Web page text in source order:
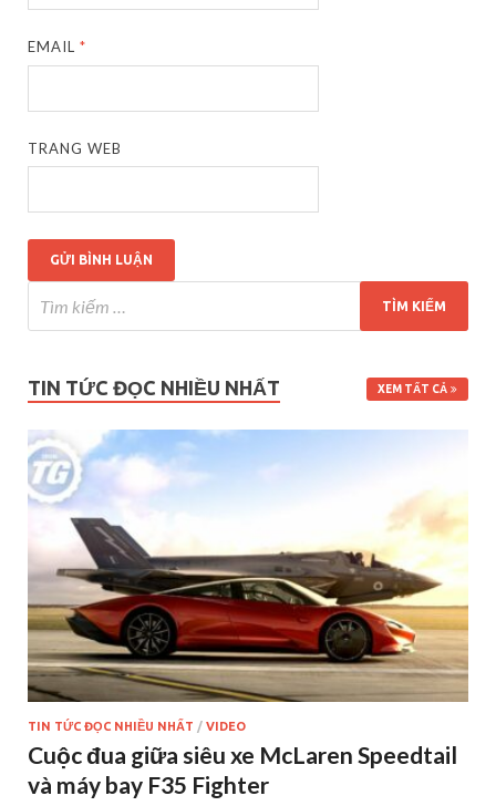
EMAIL*
TRANG WEB
TIN TỨC ĐỌC NHIỀU NHẤT XEM TẤT CẢ
TIN TỨC ĐỌC NHIỀU NHẤT / VIDEO
Cuộc đua giữa siêu xe McLaren Speedtail
và máy bay F35 Fighter